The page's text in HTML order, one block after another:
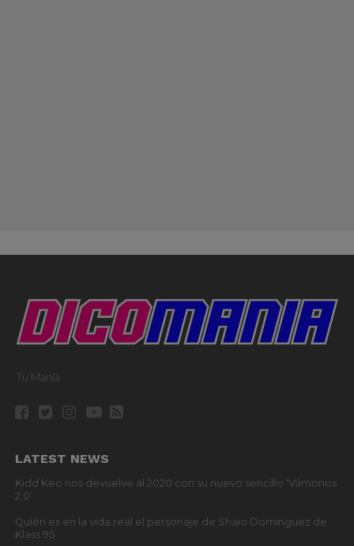
Tu Mania
LATEST NEWS
Kidd Keo nos devuelve al 2020 con su nuevo sencillo ‘Vámonos
2.0’
Quién es en la vida real el personaje de Shaio Dominguez de
Klass 95